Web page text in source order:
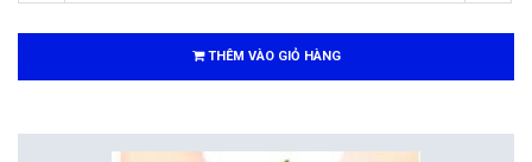
THÊM VÀO GIỎ HÀNG